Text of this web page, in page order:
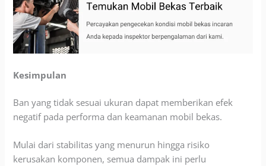
Kesimpulan
Ban yang tidak sesuai ukuran dapat memberikan efek
negatif pada performa dan keamanan mobil bekas.
Mulai dari stabilitas yang menurun hingga risiko
kerusakan komponen, semua dampak ini perlu